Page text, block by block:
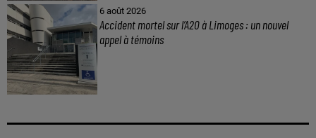
6 août 2026
Accident mortel sur l’A20 à Limoges : un nouvel
appel à témoins